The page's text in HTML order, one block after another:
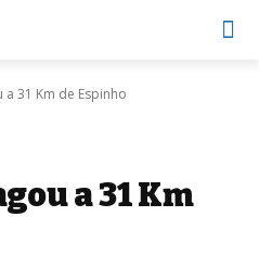
31 Km de Espinho
a 31 Km